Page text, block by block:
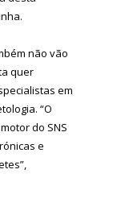
não vão
quer
em
“O
do SNS
e